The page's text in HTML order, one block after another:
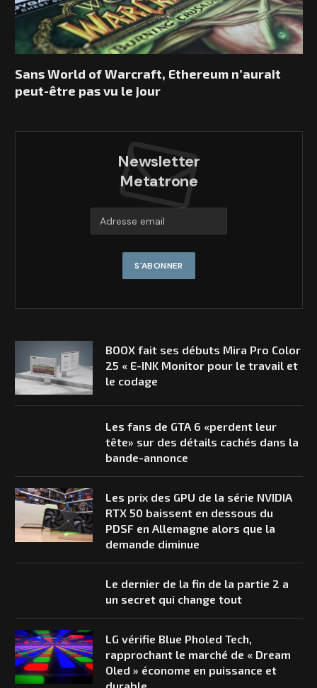
Sans World of Warcraft, Ethereum n’aurait
peut-être pas vu le jour
Newsletter
Metatrone
BOOX fait ses débuts Mira Pro Color
25 « E-INK Monitor pour le travail et
le codage
Les fans de GTA 6 «perdent leur
tête» sur des détails cachés dans la
bande-annonce
Les prix des GPU de la série NVIDIA
RTX 50 baissent en dessous du
PDSF en Allemagne alors que la
demande diminue
Le dernier de la fin de la partie 2 a
un secret qui change tout
LG vérifie Blue Pholed Tech,
rapprochant le marché de « Dream
Oled » économe en puissance et
durable